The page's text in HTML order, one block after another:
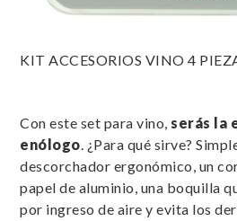
KIT ACCESORIOS VINO 4
Con este set para vino, serás la
enólogo. ¿Para qué sirve?
descorchador ergonómico, un
papel de aluminio, una boquilla
por ingreso de aire y evita los